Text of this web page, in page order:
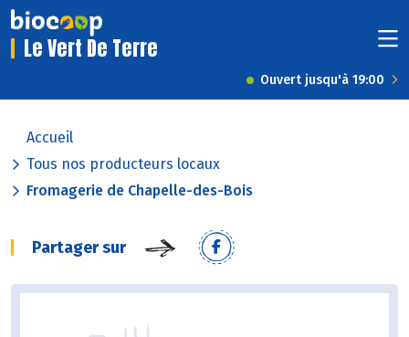
Le Vert De Terre
Ouvert jusqu'à 19:00
Accueil
Tous nos producteurs locaux
Fromagerie de Chapelle-des-Bois
Partager sur